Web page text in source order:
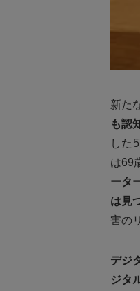
新た
も認
した
は69
ータ
は見
害の
デジ
ジタ